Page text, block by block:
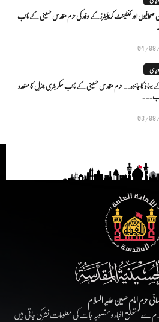
صحافیوں اور کنٹینٹ کریئیٹرز کے وفد کی حرم مقدس حسینی کے نائب
04/
کا جائزہ.. حرم مقدس حسینی کے نائب سکریٹری جنرل کا متعدد
03/
حرم امام حسین علیہ السلام
سے متعلق اخبار و منصوبہ جات کی معلومات نشر کی جاتی ہیں